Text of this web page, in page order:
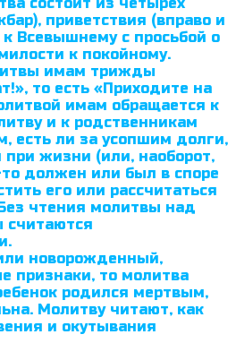
приветствия (вправо и
Всевышнему с просьбой о
к покойному.
имам трижды
то есть «Приходите на
имам обра­щается к
и к родственникам
есть ли за усопшим долги,
жизни (или, наоборот,
должен или был в споре
его или рассчитаться
чтения молитвы над
считаются
новорожденный,
признаки, то молитва
родился мертвым,
Молитву читают, как
и окутывания